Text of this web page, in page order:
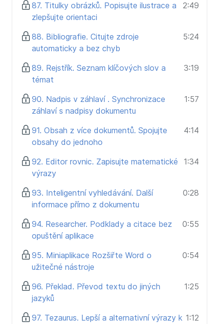
87. Titulky obrázků. Popisujte ilustrace a
zlepšujte orientaci
2:49
88. Bibliografie. Citujte zdroje
automaticky a bez chyb
5:24
89. Rejstřík. Seznam klíčových slov a
témat
3:19
90. Nadpis v záhlaví . Synchronizace
záhlaví s nadpisy dokumentu
1:57
91. Obsah z více dokumentů. Spojujte
obsahy do jednoho
4:14
92. Editor rovnic. Zapisujte matematické
výrazy
1:34
93. Inteligentní vyhledávání. Další
informace přímo z dokumentu
0:28
94. Researcher. Podklady a citace bez
opuštění aplikace
0:55
95. Miniaplikace Rozšiřte Word o
užitečné nástroje
0:54
96. Překlad. Převod textu do jiných
jazyků
1:25
97. Tezaurus. Lepší a alternativní výrazy k 1:12